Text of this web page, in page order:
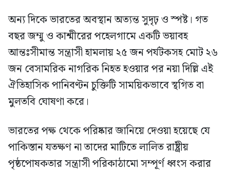
অন্য দিকে ভারতের অবস্থান অত্যন্ত সুদৃঢ় ও স্পষ্ট। গত
বছর জম্মু ও কাশ্মীরের পহেলগামে একটি ভয়াবহ
আন্তঃসীমান্ত সন্ত্রাসী হামলায় ২৫ জন পর্যটকসহ মোট ২৬
জন বেসামরিক নাগরিক নিহত হওয়ার পর নয়া দিল্লি এই
ঐতিহাসিক পানিবণ্টন চুক্তিটি সাময়িকভাবে স্থগিত বা
মুলতবি ঘোষণা করে।
ভারতের পক্ষ থেকে পরিষ্কার জানিয়ে দেওয়া হয়েছে যে
পাকিস্তান যতক্ষণ না তাদের মাটিতে লালিত রাষ্ট্রীয়
পৃষ্ঠপোষকতার সন্ত্রাসী পরিকাঠামো সম্পূর্ণ ধ্বংস করার